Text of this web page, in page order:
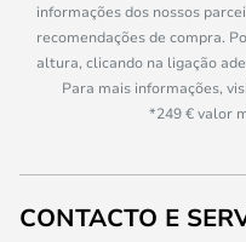
informações dos nossos
recomendações de compra.
altura, clicando na ligação
Para mais informações,
*249 € valor
CONTACTO E